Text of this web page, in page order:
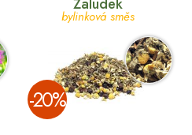
bylinková směs
­-20%